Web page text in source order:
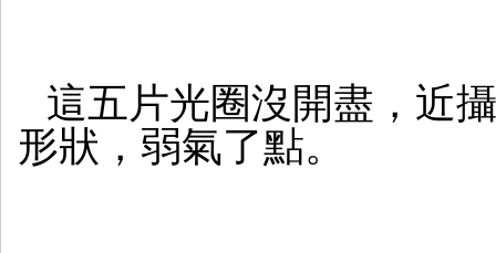
這五片光圈沒開盡，近
形狀，弱氣了點。